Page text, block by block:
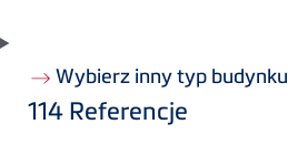
Wybierz inny typ budynku
114 Referencje